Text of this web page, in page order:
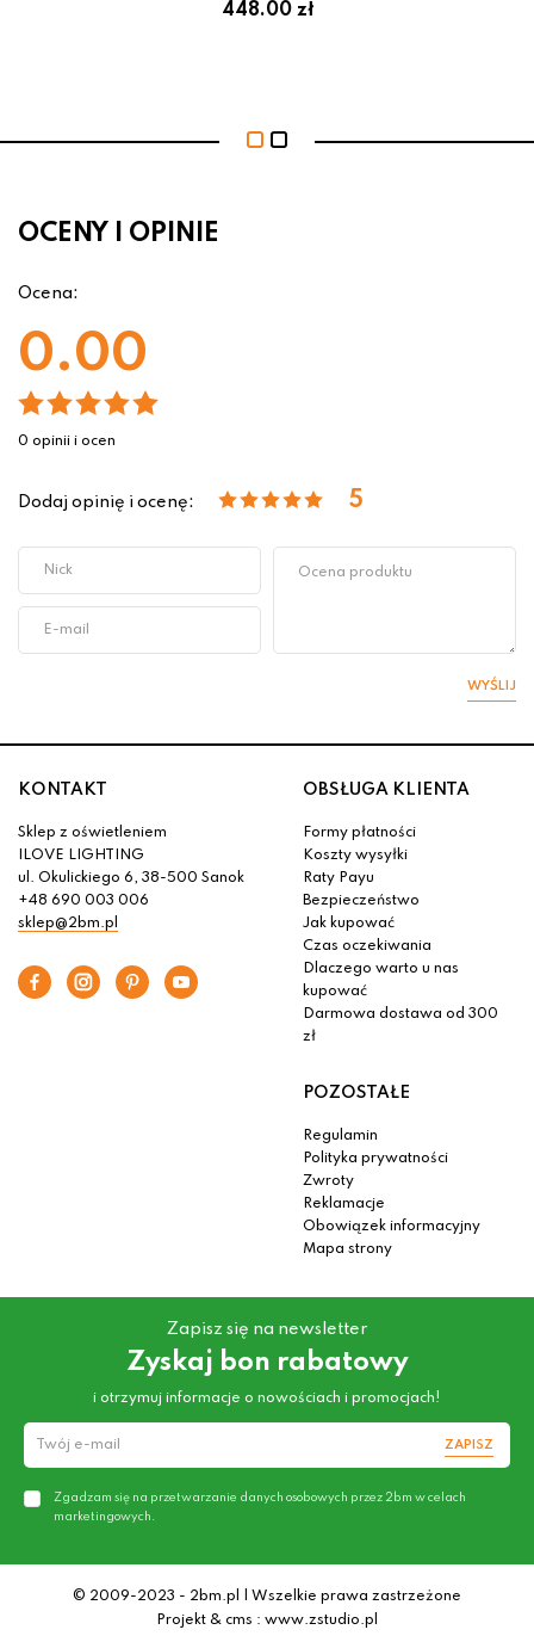
448.00 zł
OCENY I OPINIE
Ocena:
0.00
0 opinii i ocen
Dodaj opinię i ocenę: 5
WYŚLIJ
KONTAKT
Sklep z oświetleniem
ILOVE LIGHTING
ul. Okulickiego 6, 38-500 Sanok
+48 690 003 006
sklep@2bm.pl
OBSŁUGA KLIENTA
Formy płatności
Koszty wysyłki
Raty Payu
Bezpieczeństwo
Jak kupować
Czas oczekiwania
Dlaczego warto u nas
kupować
Darmowa dostawa od 300
zł
POZOSTAŁE
Regulamin
Polityka prywatności
Zwroty
Reklamacje
Obowiązek informacyjny
Mapa strony
Zapisz się na newsletter
Zyskaj bon rabatowy
i otrzymuj informacje o nowościach i promocjach!
ZAPISZ
Zgadzam się na przetwarzanie danych osobowych przez 2bm w celach
marketingowych.
© 2009-2023 - 2bm.pl | Wszelkie prawa zastrzeżone
Projekt & cms : www.zstudio.pl